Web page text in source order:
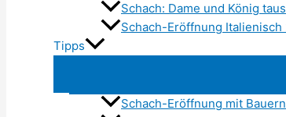
Schach: Dame und König
Schach-Eröffnung
Tipps
Schach-Eröffnung mit